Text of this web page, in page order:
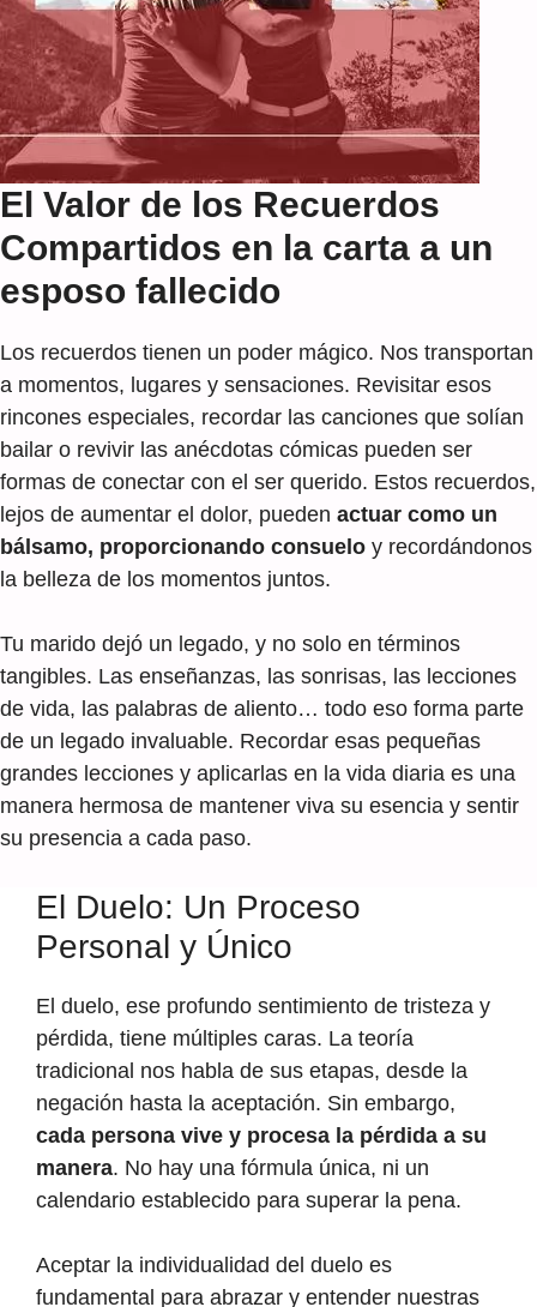
El Valor de los Recuerdos
Compartidos en la carta a un
esposo fallecido
Los recuerdos tienen un poder mágico. Nos transportan
a momentos, lugares y sensaciones. Revisitar esos
rincones especiales, recordar las canciones que solían
bailar o revivir las anécdotas cómicas pueden ser
formas de conectar con el ser querido. Estos recuerdos,
lejos de aumentar el dolor, pueden actuar como un
bálsamo, proporcionando consuelo y recordándonos
la belleza de los momentos juntos.
Tu marido dejó un legado, y no solo en términos
tangibles. Las enseñanzas, las sonrisas, las lecciones
de vida, las palabras de aliento… todo eso forma parte
de un legado invaluable. Recordar esas pequeñas
grandes lecciones y aplicarlas en la vida diaria es una
manera hermosa de mantener viva su esencia y sentir
su presencia a cada paso.
El Duelo: Un Proceso
Personal y Único
El duelo, ese profundo sentimiento de tristeza y
pérdida, tiene múltiples caras. La teoría
tradicional nos habla de sus etapas, desde la
negación hasta la aceptación. Sin embargo,
cada persona vive y procesa la pérdida a su
manera. No hay una fórmula única, ni un
calendario establecido para superar la pena.
Aceptar la individualidad del duelo es
fundamental para abrazar y entender nuestras